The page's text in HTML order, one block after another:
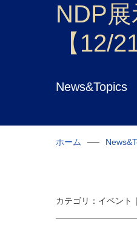
NDP
【12/
News&Topics
ホーム
カテゴリ：イベント